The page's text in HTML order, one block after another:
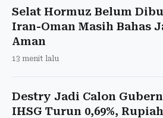
Selat Hormuz Belum
Iran-Oman Masih Bahas
Aman
13 menit lalu
Destry Jadi Calon
IHSG Turun 0,69%, Rupiah